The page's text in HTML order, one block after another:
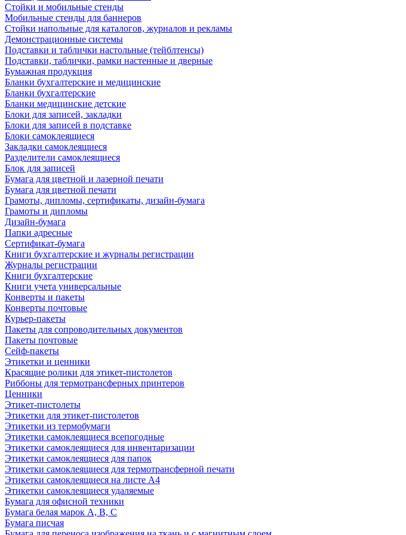
Стойки и мобильные стенды
Мобильные стенды для баннеров
Стойки напольные для каталогов, журналов и рекламы
Демонстрационные системы
Подставки и таблички настольные (тейблтенсы)
Подставки, таблички, рамки настенные и дверные
Бумажная продукция
Бланки бухгалтерские и медицинские
Бланки бухгалтерские
Бланки медицинские детские
Блоки для записей, закладки
Блоки для записей в подставке
Блоки самоклеящиеся
Закладки самоклеящиеся
Разделители самоклеящиеся
Блок для записей
Бумага для цветной и лазерной печати
Бумага для цветной печати
Грамоты, дипломы, сертификаты, дизайн-бумага
Грамоты и дипломы
Дизайн-бумага
Папки адресные
Сертификат-бумага
Книги бухгалтерские и журналы регистрации
Журналы регистрации
Книги бухгалтерские
Книги учета универсальные
Конверты и пакеты
Конверты почтовые
Курьер-пакеты
Пакеты для сопроводительных документов
Пакеты почтовые
Сейф-пакеты
Этикетки и ценники
Красящие ролики для этикет-пистолетов
Риббоны для термотрансферных принтеров
Ценники
Этикет-пистолеты
Этикетки для этикет-пистолетов
Этикетки из термобумаги
Этикетки самоклеящиеся всепогодные
Этикетки самоклеящиеся для инвентаризации
Этикетки самоклеящиеся для папок
Этикетки самоклеящиеся для термотрансферной печати
Этикетки самоклеящиеся на листе А4
Этикетки самоклеящиеся удаляемые
Бумага для офисной техники
Бумага белая марок А, В, С
Бумага писчая